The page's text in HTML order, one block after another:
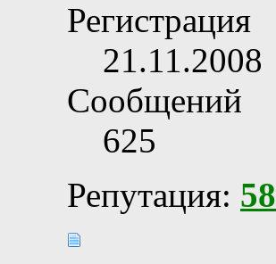
Регистрация
21.11.2008
Сообщений
625
Репутация: 58